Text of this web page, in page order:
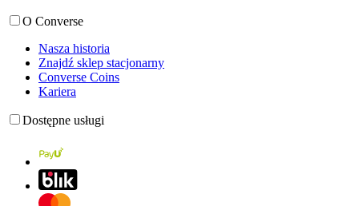
O Converse
Nasza historia
Znajdź sklep stacjonarny
Converse Coins
Kariera
Dostępne usługi